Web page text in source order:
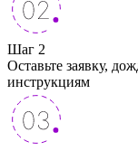
Шаг 2
Оставьте заявку,
инструкциям